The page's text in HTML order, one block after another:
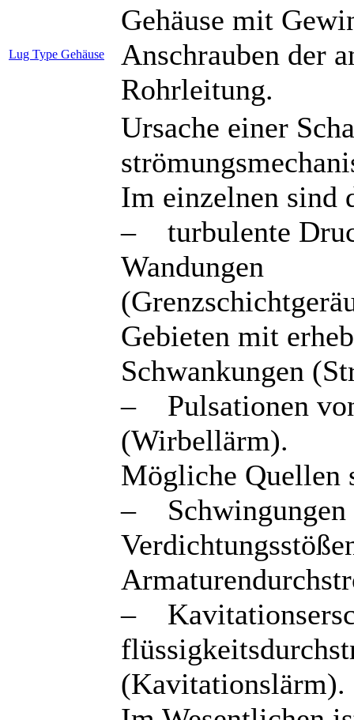
Lug Type Gehäuse
Gehäuse mit
Anschrauben der
Rohrleitung.
Ursache einer
Im einzelnen sind
– turbulente
Wandungen
Gebieten mit
Schwankungen
– Pulsationen
(Wirbellärm).
Mögliche Quellen
– Schwingungen
–
(Kavitationslärm).